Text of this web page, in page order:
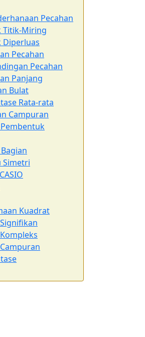
Pecahan
Titik-Miring
Diperluas
Pecahan
Pecahan
Panjang
Bulat
Rata-rata
Campuran
Simetri
Kuadrat